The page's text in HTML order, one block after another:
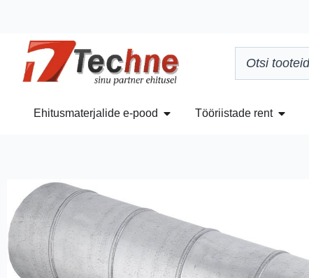
Ehitusmaterjalide e-pood Tööriistade rent